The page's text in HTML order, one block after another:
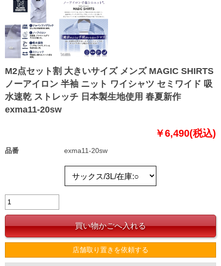
M2点セット割 大きいサイズ メンズ MAGIC SHIRTS
ノーアイロン 半袖 ニット ワイシャツ セミワイド 吸
水速乾 ストレッチ 日本製生地使用 春夏新作
exma11-20sw
￥6,490(税込)
品番 exma11-20sw
店舗取り置きを依頼する